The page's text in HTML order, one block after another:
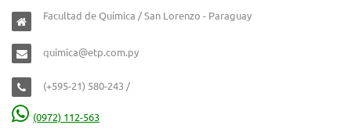
Facultad de Química / San Lorenzo - Paraguay
quimica@etp.com.py
(+595-21) 580-243 /
(0972) 112-563